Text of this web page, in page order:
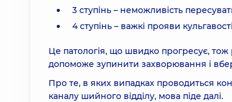
3 ступінь – неможливість
4 ступінь – важкі прояви
Це патологія, що швидко прогресує, тож
допоможе зупинити захворювання і
Про те, в яких випадках проводиться
каналу шийного відділу, мова піде далі.